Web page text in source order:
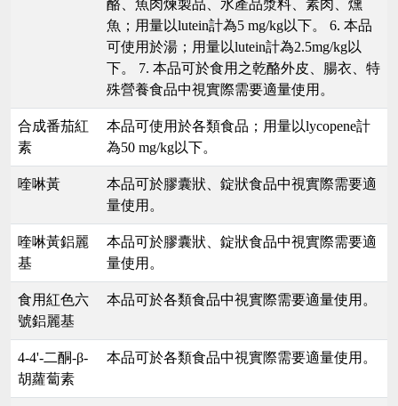
酪、魚肉煉製品、水產品漿料、素肉、燻
魚；用量以lutein計為5 mg/kg以下。 6. 本品
可使用於湯；用量以lutein計為2.5mg/kg以
下。 7. 本品可於食用之乾酪外皮、腸衣、特
殊營養食品中視實際需要適量使用。
合成番茄紅
素
本品可使用於各類食品；用量以lycopene計
為50 mg/kg以下。
喹啉黃
本品可於膠囊狀、錠狀食品中視實際需要適
量使用。
喹啉黃鋁麗
基
本品可於膠囊狀、錠狀食品中視實際需要適
量使用。
食用紅色六
號鋁麗基
本品可於各類食品中視實際需要適量使用。
4-4'-二酮-β-
胡蘿蔔素
本品可於各類食品中視實際需要適量使用。